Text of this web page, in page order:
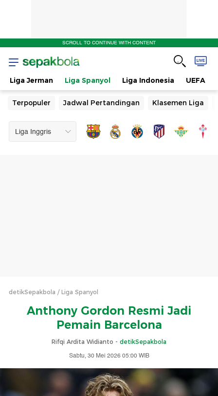
SCROLL TO CONTINUE WITH CONTENT
Liga Jerman Liga Spanyol Liga Indonesia UEFA
Terpopuler Jadwal Pertandingan Klasemen Liga
detikSepakbola Liga Spanyol
Anthony Gordon Resmi Jadi
Pemain Barcelona
Rifqi Ardita Widianto - detikSepakbola
Sabtu, 30 Mei 2026 05:00 WIB